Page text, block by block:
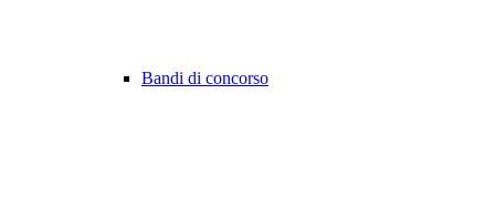
Bandi di concorso